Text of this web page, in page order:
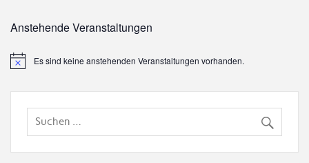
Anstehende Veranstaltungen
Es sind keine anstehenden Veranstaltungen vorhanden.